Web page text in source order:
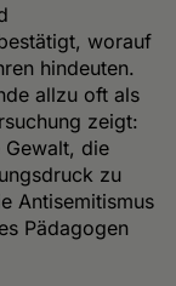
worauf
hindeuten.
allzu oft als
zeigt:
Gewalt, die
zu
Antisemitismus
Pädagogen